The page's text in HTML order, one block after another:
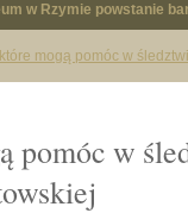
w Rzymie powstanie
opowieść o Januszu
mogą pomóc w
pomóc w